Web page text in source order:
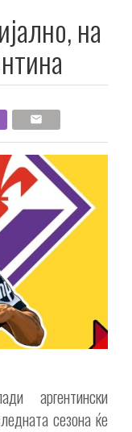
на
аргентински
сезона ќе